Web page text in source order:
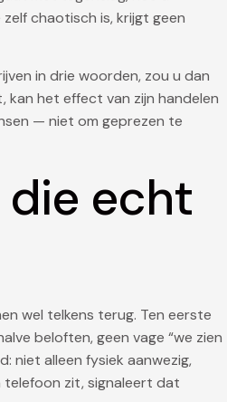
chaotisch is, krijgt geen
in drie woorden, zou u dan
kan het effect van zijn handelen
— niet om geprezen te
die echt
wel telkens terug. Ten eerste
beloften, geen vage “we zien
niet alleen fysiek aanwezig,
telefoon zit, signaleert dat